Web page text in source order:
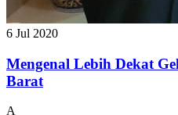
6 Jul 2020
Mengenal Lebih Dekat
Barat
A